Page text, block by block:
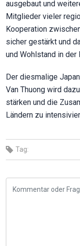
ausgebaut und
Mitglieder vieler
Kooperation
sicher gestärkt und
und Wohlstand in der
Der diesmalige
Van Thuong wird
stärken und die
Ländern zu
Tag: